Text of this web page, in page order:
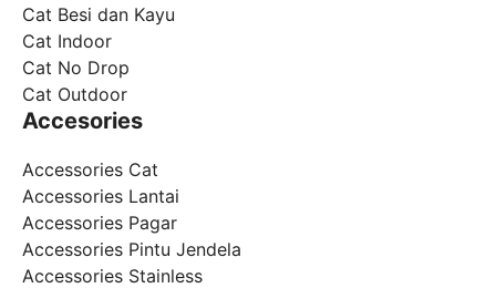
Cat Besi dan Kayu
Cat Indoor
Cat No Drop
Cat Outdoor
Accesories
Accessories Cat
Accessories Lantai
Accessories Pagar
Accessories Pintu Jendela
Accessories Stainless